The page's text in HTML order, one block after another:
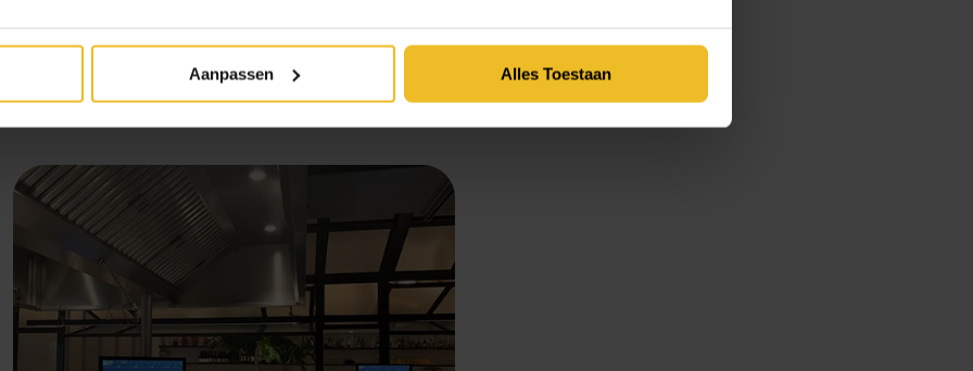
Aanpassen Alles Toestaan
van Haya Molcho: de eerste letters van hun
en vriendschappen centraal, en het eten is dan ook
als bij de andere NENI-locaties, zijn geïnspireerd door de